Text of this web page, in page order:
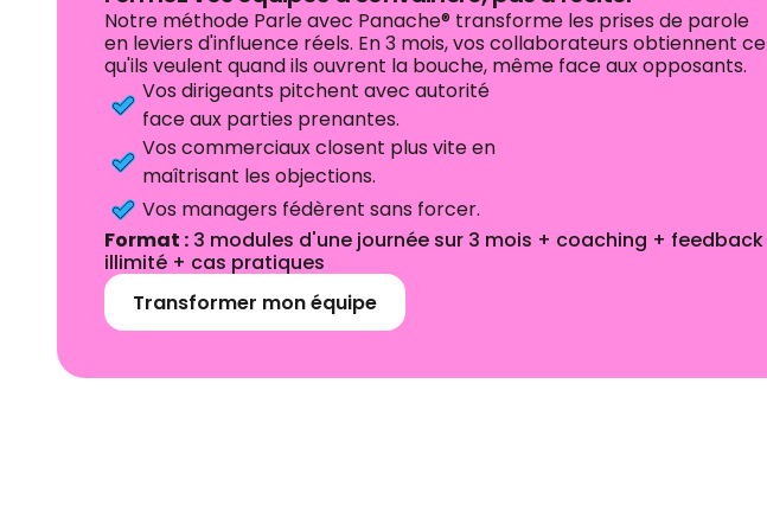
Notre méthode Parle avec Panache® transforme les prises de parole
en leviers d'influence réels. En 3 mois, vos collaborateurs obtiennent ce
qu'ils veulent quand ils ouvrent la bouche, même face aux opposants.
Vos dirigeants pitchent avec autorité
face aux parties prenantes.
Vos commerciaux closent plus vite en
maîtrisant les objections.
Vos managers fédèrent sans forcer.
Format : 3 modules d'une journée sur 3 mois + coaching + feedback
illimité + cas pratiques
Transformer mon équipe